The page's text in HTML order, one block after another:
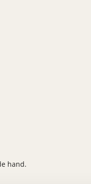
hand.